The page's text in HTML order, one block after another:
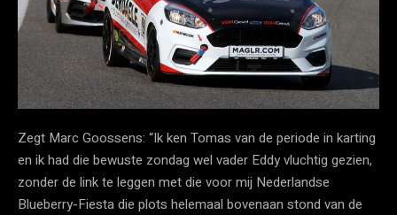
Zegt Marc Goossens: “Ik ken Tomas van de periode in karting
en ik had die bewuste zondag wel vader Eddy vluchtig gezien,
zonder de link te leggen met die voor mij Nederlandse
Blueberry-Fiesta die plots helemaal bovenaan stond van de